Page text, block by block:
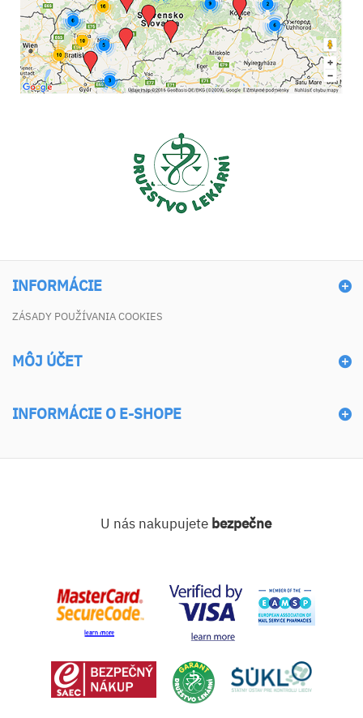
INFORMÁCIE
ZÁSADY POUŽÍVANIA COOKIES
MÔJ ÚČET
INFORMÁCIE O E-SHOPE
U nás nakupujete bezpečne